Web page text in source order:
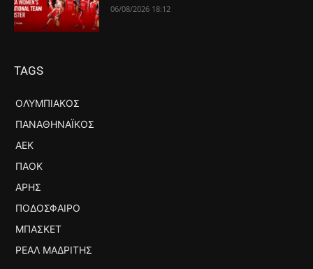
06/08/2026 18:12
TAGS
ΟΛΥΜΠΙΑΚΌΣ
ΠΑΝΑΘΗΝΑΪΚΌΣ
ΑΕΚ
ΠΑΟΚ
ΆΡΗΣ
ΠΟΔΌΣΦΑΙΡΟ
ΜΠΆΣΚΕΤ
ΡΕΆΛ ΜΑΔΡΊΤΗΣ